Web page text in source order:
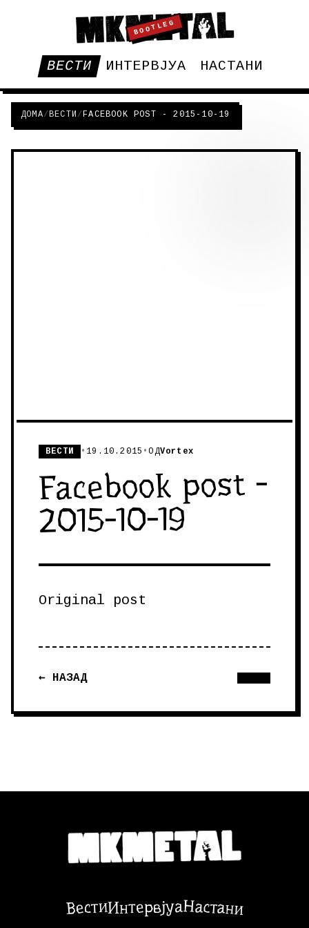
BOOTLEG
ВЕСТИ ИНТЕРВЈУА НАСТАНИ
ДОМА/ВЕСТИ /FACEBOOK POST - 2015-10-19
ВЕСТИ • 19.10.2015 •ОДVortex
Facebook post -
2015-10-19
Original post
← НАЗАД
ВестиИнтервјуаНастани